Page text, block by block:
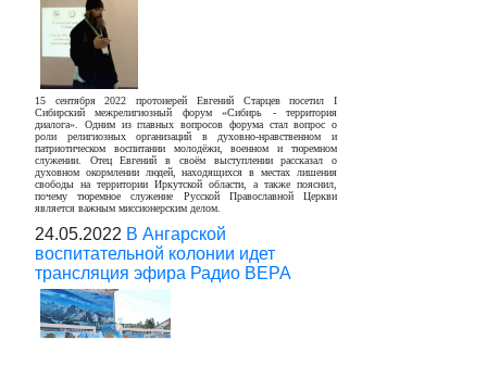
15 сентября 2022 протоиерей Евгений Старцев посетил I
Сибирский межрелигиозный форум «Сибирь - территория
диалога». Одним из главных вопросов форума стал вопрос о
роли религиозных организаций в духовно-нравственном и
патриотическом воспитании молодёжи, военном и тюремном
служении. Отец Евгений в своём выступлении рассказал о
духовном окормлении людей, находящихся в местах лишения
свободы на территории Иркутской области, а также пояснил,
почему тюремное служение Русской Православной Церкви
является важным миссионерским делом.
24.05.2022 В Ангарской
воспитательной колонии идет
трансляция эфира Радио ВЕРА